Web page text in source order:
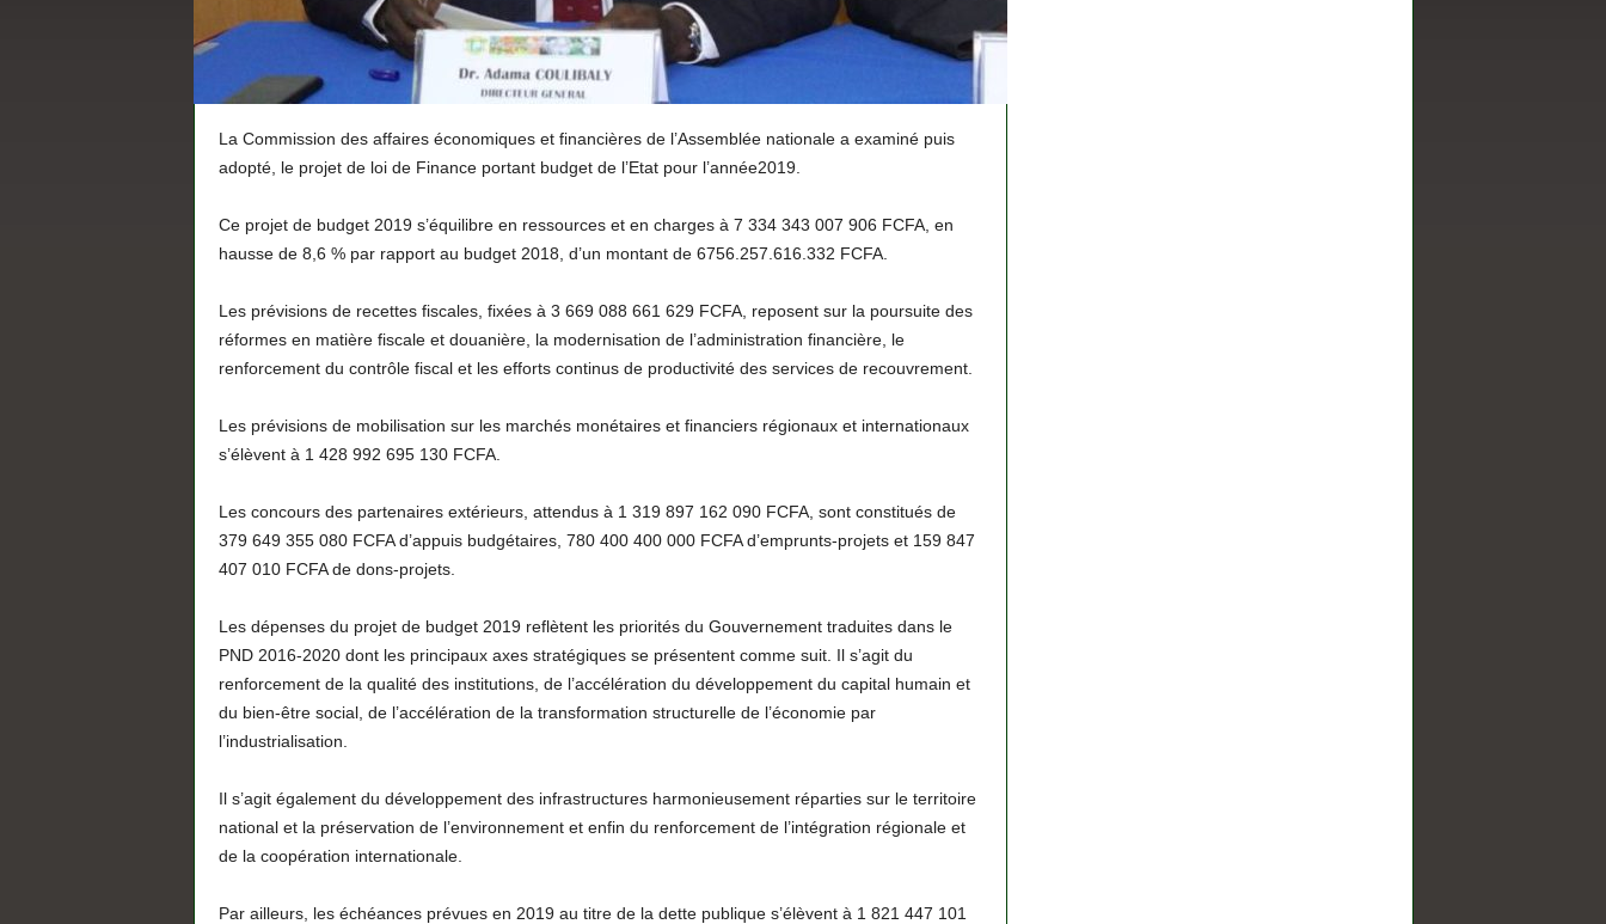
La Commission des affaires économiques et financières de l’Assemblée nationale a examiné puis
adopté, le projet de loi de Finance portant budget de l’Etat pour l’année2019.
Ce projet de budget 2019 s’équilibre en ressources et en charges à 7 334 343 007 906 FCFA, en
hausse de 8,6 % par rapport au budget 2018, d’un montant de 6756.257.616.332 FCFA.
Les prévisions de recettes fiscales, fixées à 3 669 088 661 629 FCFA, reposent sur la poursuite des
réformes en matière fiscale et douanière, la modernisation de l’administration financière, le
renforcement du contrôle fiscal et les efforts continus de productivité des services de recouvrement.
Les prévisions de mobilisation sur les marchés monétaires et financiers régionaux et internationaux
s’élèvent à 1 428 992 695 130 FCFA.
Les concours des partenaires extérieurs, attendus à 1 319 897 162 090 FCFA, sont constitués de
379 649 355 080 FCFA d’appuis budgétaires, 780 400 400 000 FCFA d’emprunts-projets et 159 847
407 010 FCFA de dons-projets.
Les dépenses du projet de budget 2019 reflètent les priorités du Gouvernement traduites dans le
PND 2016-2020 dont les principaux axes stratégiques se présentent comme suit. Il s’agit du
renforcement de la qualité des institutions, de l’accélération du développement du capital humain et
du bien-être social, de l’accélération de la transformation structurelle de l’économie par
l’industrialisation.
Il s’agit également du développement des infrastructures harmonieusement réparties sur le territoire
national et la préservation de l’environnement et enfin du renforcement de l’intégration régionale et
de la coopération internationale.
Par ailleurs, les échéances prévues en 2019 au titre de la dette publique s’élèvent à 1 821 447 101